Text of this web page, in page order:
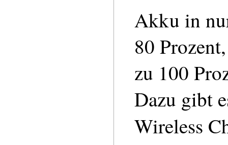
Akku in
80
zu 100
Dazu gibt
Wireless